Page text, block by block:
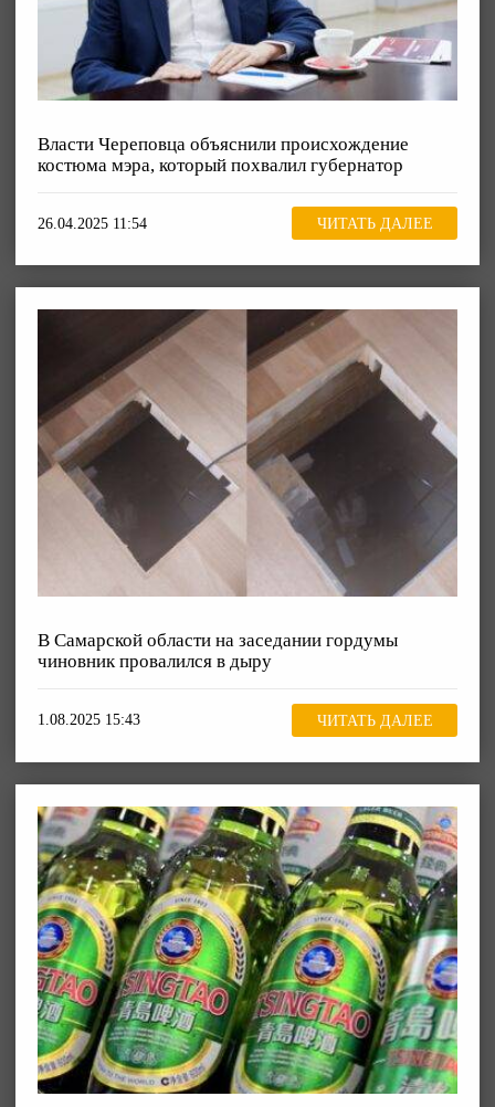
Власти Череповца объяснили происхождение
костюма мэра, который похвалил губернатор
26.04.2025 11:54 ЧИТАТЬ ДАЛЕЕ
В Самарской области на заседании гордумы
чиновник провалился в дыру
1.08.2025 15:43 ЧИТАТЬ ДАЛЕЕ